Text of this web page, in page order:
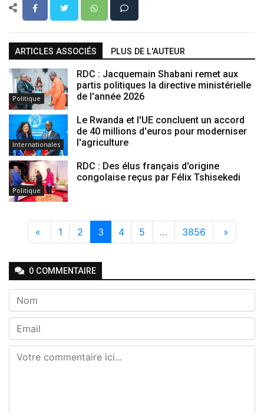
ARTICLES ASSOCIÉS PLUS DE L'AUTEUR
Politique
RDC : Jacquemain Shabani remet aux
partis politiques la directive ministérielle
de l'année 2026
Internationales
Le Rwanda et l'UE concluent un accord
de 40 millions d'euros pour moderniser
l'agriculture
Politique
RDC : Des élus français d'origine
congolaise reçus par Félix Tshisekedi
« 1 2 3 4 5 … 3856 »
0 COMMENTAIRE